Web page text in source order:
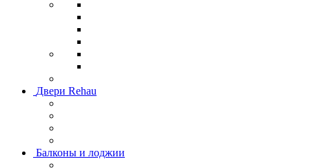
Двери Rehau
Балконы и лоджии